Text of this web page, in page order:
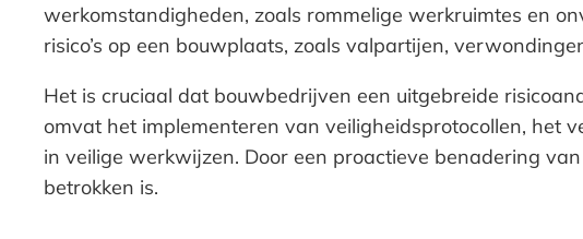
werkomstandigheden, zoals rommelige werkruimtes en
risico’s op een bouwplaats, zoals valpartijen,
Het is cruciaal dat bouwbedrijven een uitgebreide
omvat het implementeren van veiligheidsprotocollen, het
in veilige werkwijzen. Door een proactieve benadering
betrokken is.